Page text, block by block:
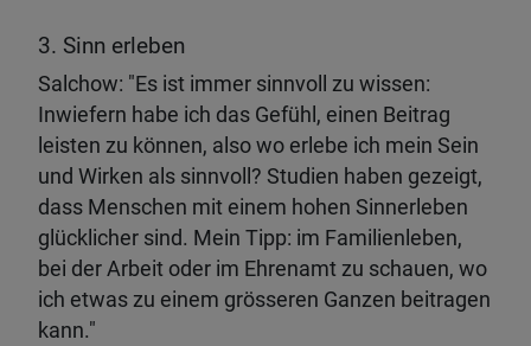
3. Sinn erleben
Salchow: "Es ist immer sinnvoll zu wissen:
Inwiefern habe ich das Gefühl, einen Beitrag
leisten zu können, also wo erlebe ich mein Sein
und Wirken als sinnvoll? Studien haben gezeigt,
dass Menschen mit einem hohen Sinnerleben
glücklicher sind. Mein Tipp: im Familienleben,
bei der Arbeit oder im Ehrenamt zu schauen, wo
ich etwas zu einem grösseren Ganzen beitragen
kann."